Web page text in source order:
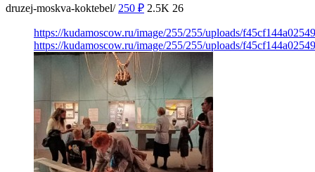
druzej-moskva-koktebel/ 250 ₽ 2.5K 26
https://kudamoscow.ru/image/255/255/uploads/
https://kudamoscow.ru/image/255/255/uploads/